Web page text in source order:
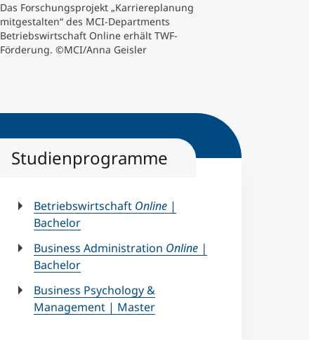
Das Forschungsprojekt „Karriereplanung
mitgestalten“ des MCI-Departments
Betriebswirtschaft Online erhält TWF-
Förderung. ©MCI/Anna Geisler
Studienprogramme
Betriebswirtschaft Online |
Bachelor
Business Administration Online |
Bachelor
Business Psychology &
Management | Master